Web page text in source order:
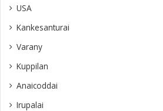
USA
Kankesanturai
Varany
Kuppilan
Anaicoddai
Irupalai